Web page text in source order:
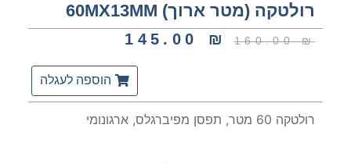
רולטקה (מטר ארוך) 60MX13MM
160.00₪
145.00 ₪
הוספה לעגלה
רולטקה 60 מטר, תפסן מפיברגלס, ארגונומי